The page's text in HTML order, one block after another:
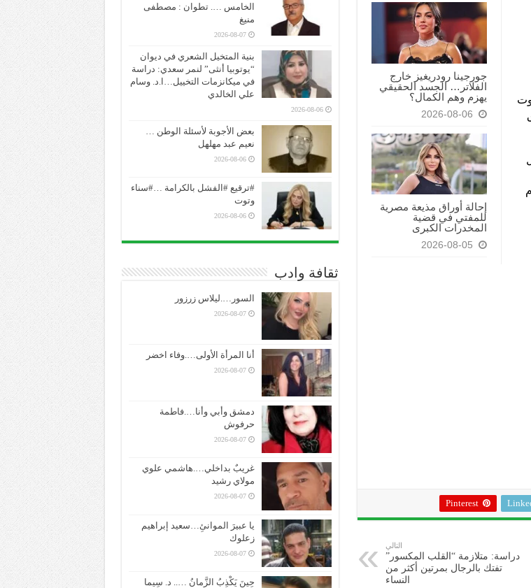
جورجينا رودريغيز خارج
الفلاتر… الجسد الحقيقي
يهزم وهم الكمال؟
2026-08-06
إحالة أوراق مذيعة مصرية
للمفتي في قضية
المخدرات الكبرى
2026-08-05
Pinterest
التالي
دراسة: متلازمة “القلب المكسور”
تفتك بالرجال بمرتين أكثر من
النساء
الخامس …. تطوان : مصطفى
منيغ
2026-08-07
بنية المتخيل الشعري في ديوان
“يوتوبيا أنثى” لنمر سعدي: دراسة
في ميكانزمات التخييل…ا.د. وسام
علي الخالدي
2026-08-06
بعض الأجوبة لأسئلة الوطن …
نعيم عبد مهلهل
2026-08-06
#ترقيع #الفشل بالكرامة …#سناء
وتوت
2026-08-06
ثقافة وادب
السور….ليلاس زرزور
2026-08-07
أنا المرأة الأولى….وفاء اخضر
2026-08-07
دمشق وأبي وأنا….فاطمة
حرفوش
2026-08-07
غريبٌ بداخلي….هاشمي علوي
مولاي رشيد
2026-08-07
يا عبيرَ الموانئِ…سعيد إبراهيم
زعلوك
2026-08-07
حِينَ يَكْذِبُ الزَّمانُ ….. د. سِيما